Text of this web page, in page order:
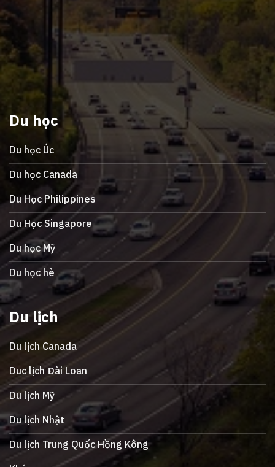
Du học
Du học Úc
Du học Canada
Du Học Philippines
Du Học Singapore
Du học Mỹ
Du học hè
Du lịch
Du lịch Canada
Duc lịch Đài Loan
Du lịch Mỹ
Du lịch Nhật
Du lịch Trung Quốc Hồng Kông